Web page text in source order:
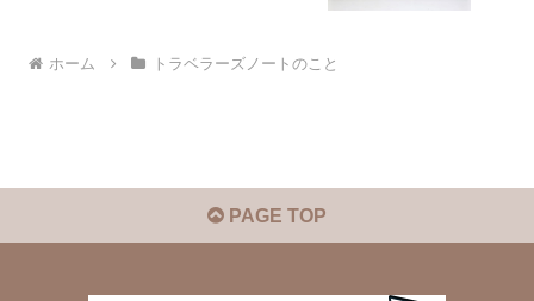
ホーム トラベラーズノートのこと
PAGE TOP